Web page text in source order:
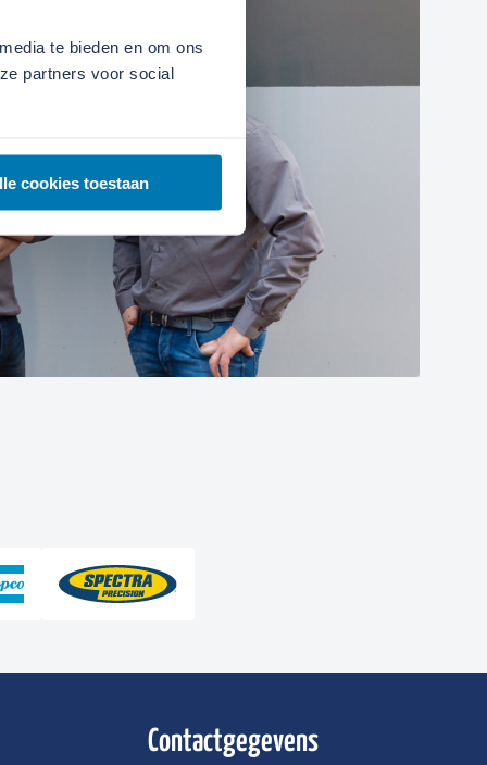
te bieden en om ons
partners voor social
cookies toestaan
Contactgegevens